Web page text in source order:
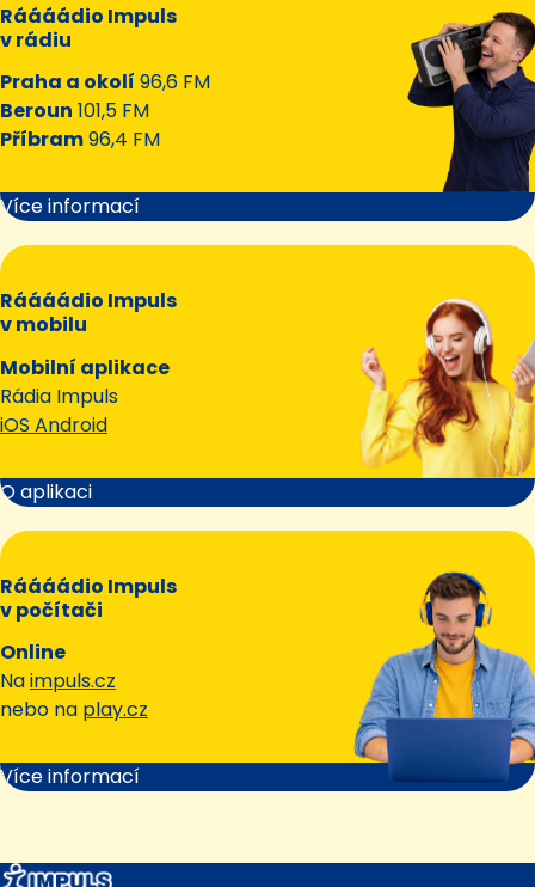
Ráááádio Impuls
v rádiu
Praha a okolí 96,6 FM
Beroun 101,5 FM
Příbram96,4 FM
Více informací
Ráááádio Impuls
v mobilu
Mobilní aplikace
Rádia Impuls
iOS Android
O aplikaci
Ráááádio Impuls
v počítači
Online
Naimpuls.cz
nebo na play.cz
Více informací